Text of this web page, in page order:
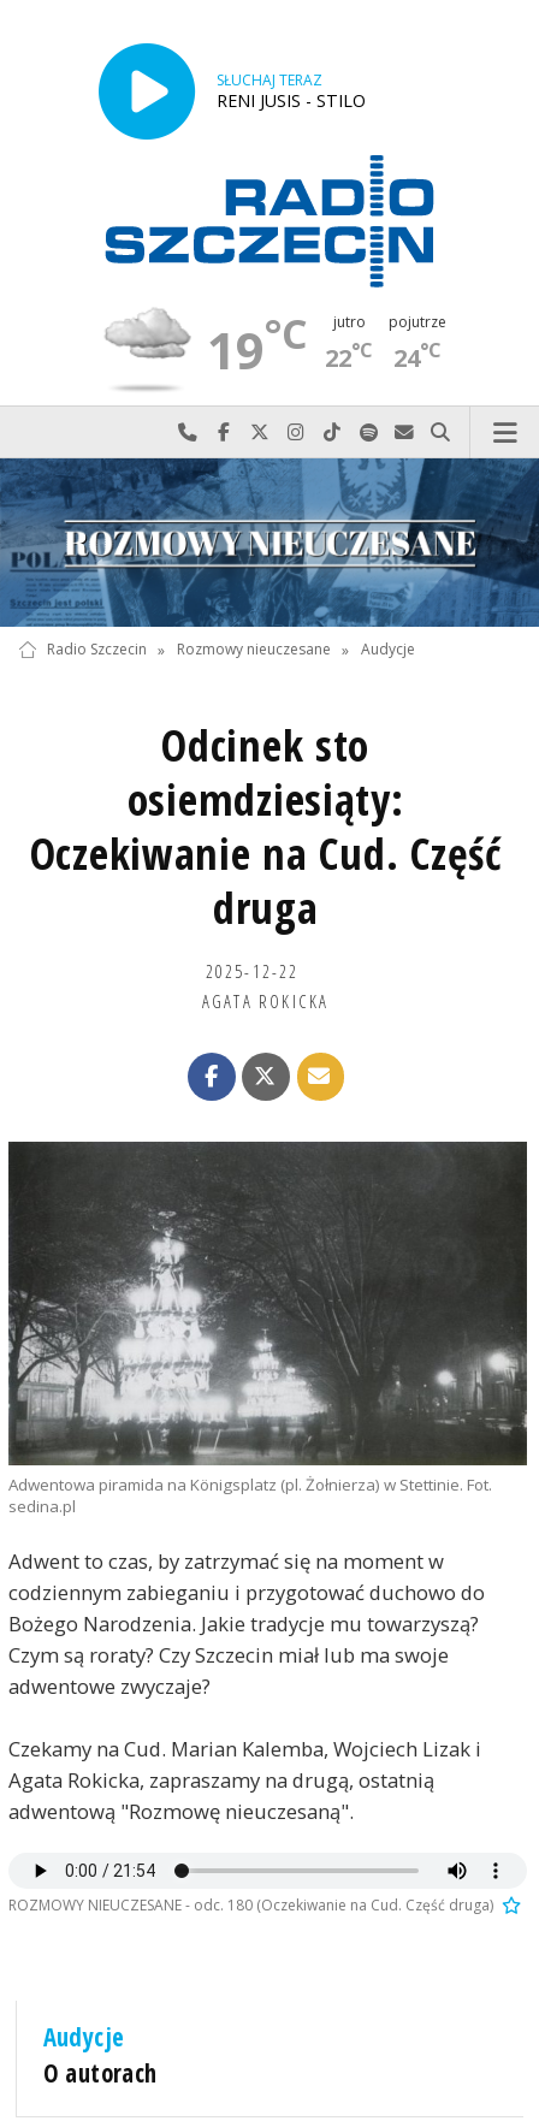
SŁUCHAJ TERAZ
RENI JUSIS - STILO
19°C jutro
22°C
pojutrze
24°C
Najlepiej po prostu do nas zadzwoń
Odwiedź nas na Facebook-u
Odwiedź nas na X
Odwiedź nas na Instagram-ie
Odwiedź nas na TikTok-u
Szukaj nas na Spotify
Wyślij do nas
Szukaj
Radio Szczecin » Rozmowy nieuczesane » Audycje
Odcinek sto
osiemdziesiąty:
Oczekiwanie na Cud. Część
druga
2025-12-22
AGATA ROKICKA
Adwentowa piramida na Königsplatz (pl. Żołnierza) w Stettinie. Fot.
sedina.pl
Adwent to czas, by zatrzymać się na moment w
codziennym zabieganiu i przygotować duchowo do
Bożego Narodzenia. Jakie tradycje mu towarzyszą?
Czym są roraty? Czy Szczecin miał lub ma swoje
adwentowe zwyczaje?
Czekamy na Cud. Marian Kalemba, Wojciech Lizak i
Agata Rokicka, zapraszamy na drugą, ostatnią
adwentową "Rozmowę nieuczesaną".
ROZMOWY NIEUCZESANE - odc. 180 (Oczekiwanie na Cud. Część druga)
Audycje
O autorach